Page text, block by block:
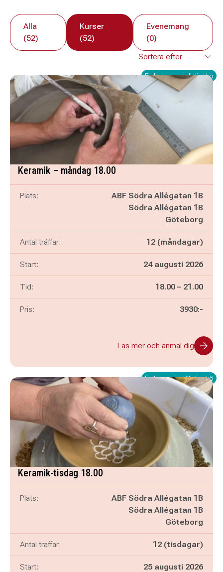
Alla
(52)
Kurser
(52)
Evenemang
(0)
Fullbokad – ställ dig i kö
Keramik – måndag 18.00
Plats:
ABF Södra Allégatan 1B
Södra Allégatan 1B
Göteborg
Antal träffar: 12 (måndagar)
Start: 24 augusti 2026
Tid: Pågår mellan
18.00 – och
21.00
Pris: 3930:-
Läs mer och anmäl dig
Fullbokad – ställ dig i kö
Keramik-tisdag 18.00
Plats:
ABF Södra Allégatan 1B
Södra Allégatan 1B
Göteborg
Antal träffar: 12 (tisdagar)
Start: 25 augusti 2026